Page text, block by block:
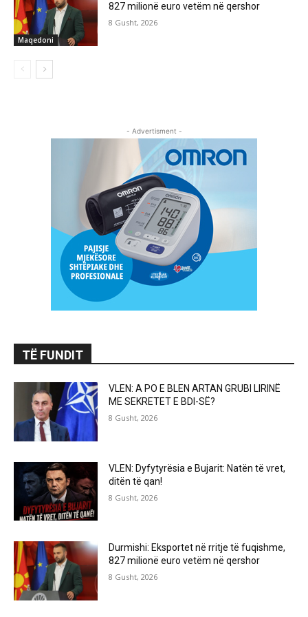
Maqedoni
827 milionë euro vetëm në qershor
8 Gusht, 2026
- Advertisment -
TË FUNDIT
VLEN: A PO E BLEN ARTAN GRUBI LIRINË
ME SEKRETET E BDI-SË?
8 Gusht, 2026
VLEN: Dyfytyrësia e Bujarit: Natën të vret,
ditën të qan!
8 Gusht, 2026
Durmishi: Eksportet në rritje të fuqishme,
827 milionë euro vetëm në qershor
8 Gusht, 2026